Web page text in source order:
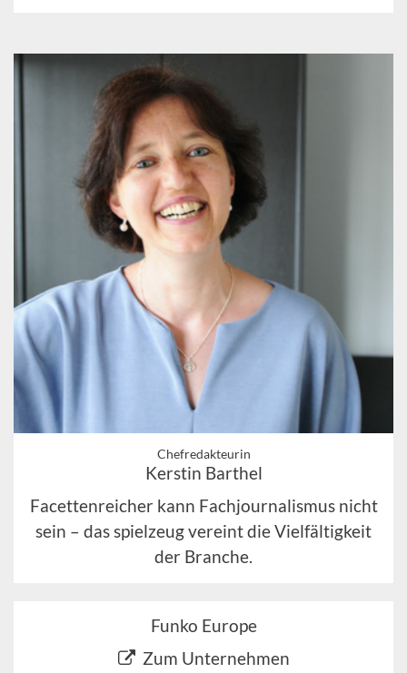
Chefredakteurin
Kerstin Barthel
Facettenreicher kann Fachjournalismus nicht
sein – das spielzeug vereint die Vielfältigkeit
der Branche.
Funko Europe
Zum Unternehmen